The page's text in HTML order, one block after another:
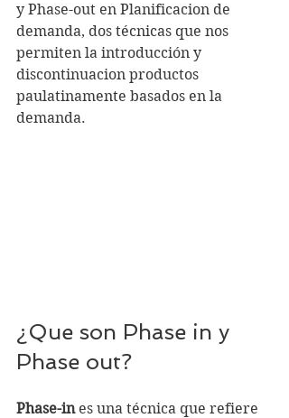
y Phase-out en Planificacion de
demanda, dos técnicas que nos
permiten la introducción y
discontinuacion productos
paulatinamente basados en la
demanda.
¿Que son Phase in y
Phase out?
Phase-in es una técnica que refiere